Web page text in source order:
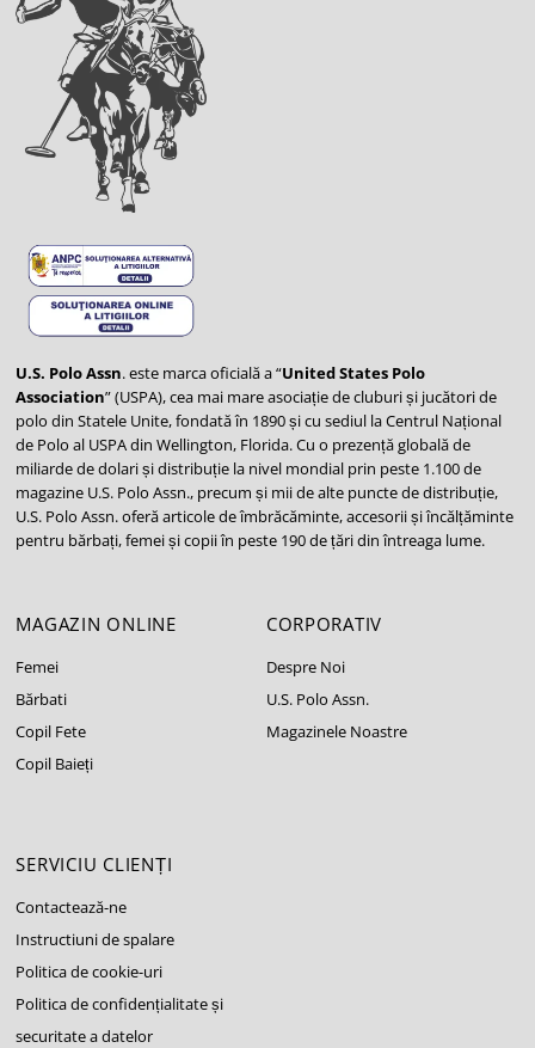
U.S. Polo Assn. este marca oficială a “United States Polo
Association” (USPA), cea mai mare asociație de cluburi și jucători de
polo din Statele Unite, fondată în 1890 și cu sediul la Centrul Național
de Polo al USPA din Wellington, Florida. Cu o prezență globală de
miliarde de dolari și distribuție la nivel mondial prin peste 1.100 de
magazine U.S. Polo Assn., precum și mii de alte puncte de distribuție,
U.S. Polo Assn. oferă articole de îmbrăcăminte, accesorii și încălțăminte
pentru bărbați, femei și copii în peste 190 de țări din întreaga lume.
MAGAZIN ONLINE
Femei
Bărbati
Copil Fete
Copil Baieți
CORPORATIV
Despre Noi
U.S. Polo Assn.
Magazinele Noastre
SERVICIU CLIENȚI
Contactează-ne
Instructiuni de spalare
Politica de cookie-uri
Politica de confidențialitate și
securitate a datelor